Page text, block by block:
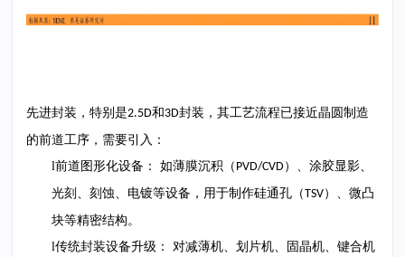
先进封装，特别是2.5D和 3D封装，其工艺流程已接近晶圆制造
的前道工序，需要引入：
l前道图形化设备： 如薄膜沉积（ PVD/CVD）、涂胶显影、
光刻、刻蚀、电镀等设备，用于制作硅通孔（TSV）、微凸
块等精密结构。
l传统封装设备升级：
对减薄机、划片机、固晶机、键合机